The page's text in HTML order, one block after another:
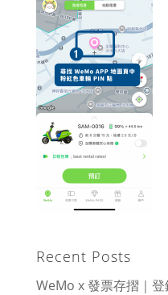
Recent Posts
WeMo x 發票存摺｜